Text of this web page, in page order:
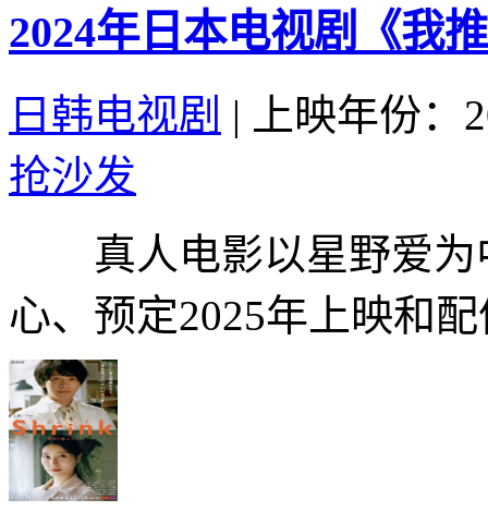
2024年日本电视剧《我
日韩电视剧 |
上映年份：
抢沙发
真人电影以星野爱为
心、预定2025年上映和